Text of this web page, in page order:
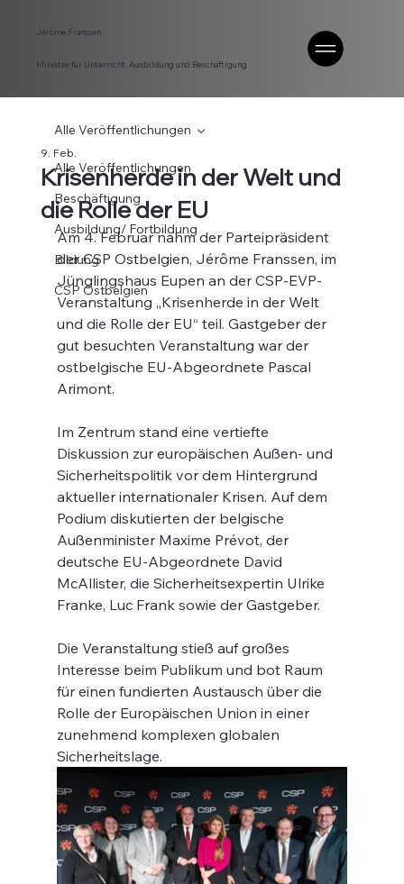
Minister für Unterricht, Ausbildung und Beschäftigung
Jérôme Franssen
Alle Veröffentlichungen
Beschäftigung
Ausbildung/ Fortbildung
Bildung
CSP Ostbelgien
Alle Veröffentlichungen
Krisenherde in der Welt und
die Rolle der EU
9. Feb.
Am 4. Februar nahm der Parteipräsident
der CSP Ostbelgien, Jérôme Franssen, im
Jünglingshaus Eupen an der CSP-EVP-
Veranstaltung „Krisenherde in der Welt
und die Rolle der EU“ teil. Gastgeber der
gut besuchten Veranstaltung war der
ostbelgische EU-Abgeordnete Pascal
Arimont.
Im Zentrum stand eine vertiefte
Diskussion zur europäischen Außen- und
Sicherheitspolitik vor dem Hintergrund
aktueller internationaler Krisen. Auf dem
Podium diskutierten der belgische
Außenminister Maxime Prévot, der
deutsche EU-Abgeordnete David
McAllister, die Sicherheitsexpertin Ulrike
Franke, Luc Frank sowie der Gastgeber.
Die Veranstaltung stieß auf großes
Interesse beim Publikum und bot Raum
für einen fundierten Austausch über die
Rolle der Europäischen Union in einer
zunehmend komplexen globalen
Sicherheitslage.